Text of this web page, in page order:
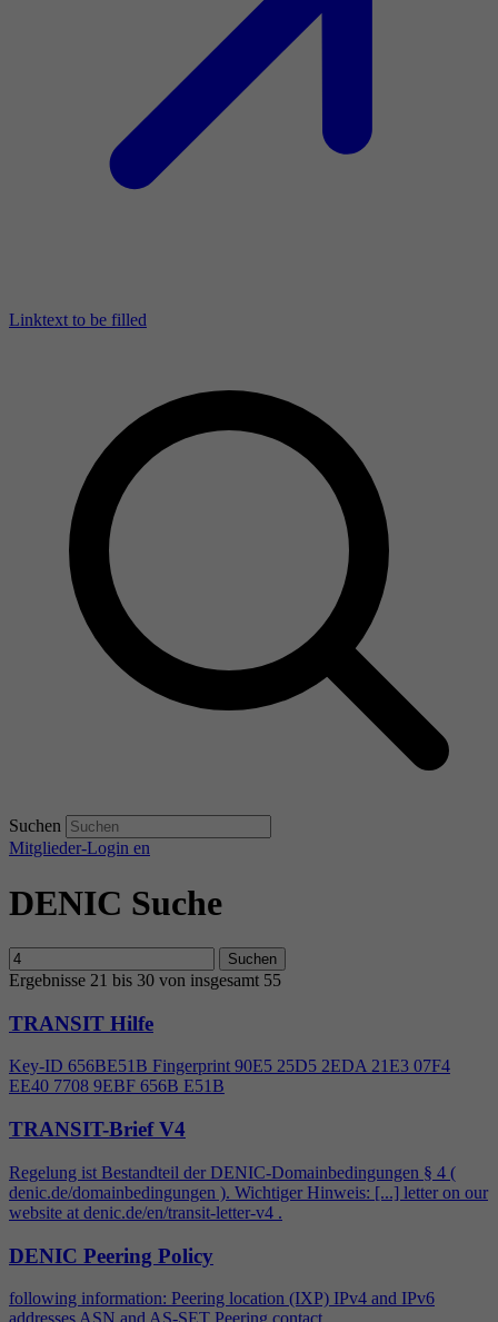
Linktext to be filled
Suchen
Mitglieder-Login en
DENIC Suche
Suchen
Ergebnisse 21 bis 30 von insgesamt 55
TRANSIT Hilfe
Key-ID 656BE51B Fingerprint 90E5 25D5 2EDA 21E3 07F4
EE40 7708 9EBF 656B E51B
TRANSIT-Brief V4
Regelung ist Bestandteil der DENIC-Domainbedingungen § 4 (
denic.de/domainbedingungen ). Wichtiger Hinweis: [...] letter on our
website at denic.de/en/transit-letter-v4 .
DENIC Peering Policy
following information: Peering location (IXP) IPv4 and IPv6